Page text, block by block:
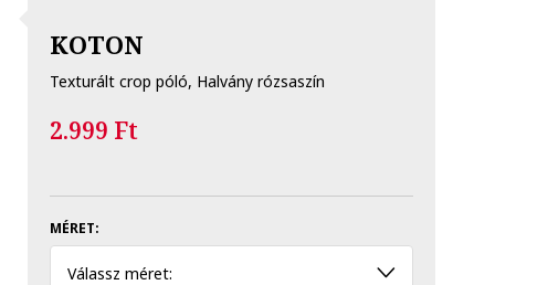
KOTON
Texturált crop póló, Halvány rózsaszín
2.999 Ft
MÉRET:
Válassz méret: